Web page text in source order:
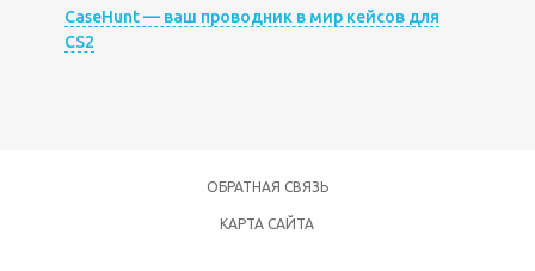
CaseHunt — ваш проводник в мир кейсов для
CS2
ОБРАТНАЯ СВЯЗЬ
КАРТА САЙТА